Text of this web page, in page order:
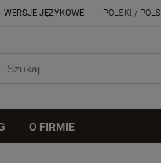
WERSJE JĘZYKOWE
O FIRMIE